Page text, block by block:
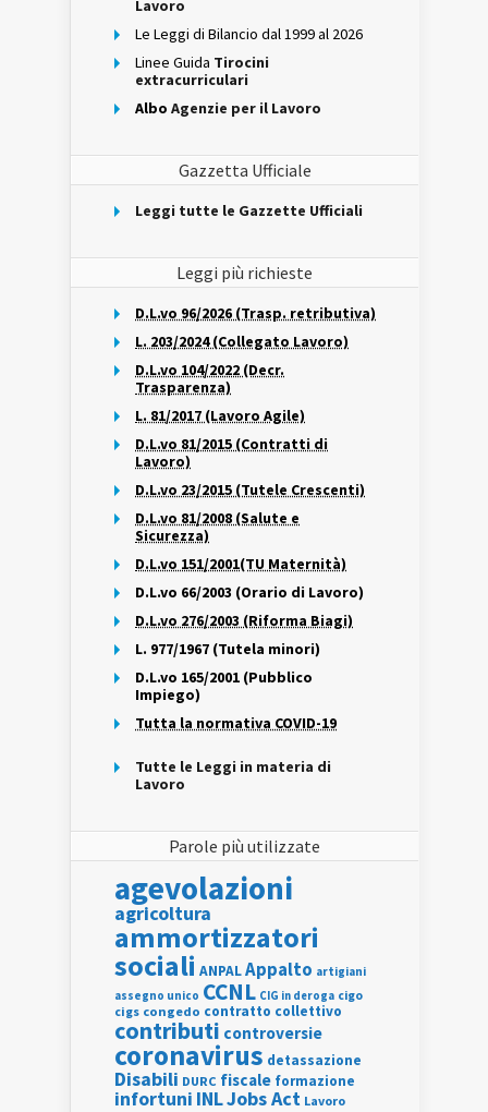
Lavoro
Le Leggi di Bilancio dal 1999 al 2026
Linee Guida Tirocini
extracurriculari
Albo Agenzie per il Lavoro
Gazzetta Ufficiale
Leggi tutte le Gazzette Ufficiali
Leggi più richieste
D.L.vo 96/2026 (Trasp. retributiva)
L. 203/2024 (Collegato Lavoro)
D.L.vo 104/2022 (Decr.
Trasparenza)
L. 81/2017 (Lavoro Agile)
D.L.vo 81/2015 (Contratti di
Lavoro)
D.L.vo 23/2015 (Tutele Crescenti)
D.L.vo 81/2008 (Salute e
Sicurezza)
D.L.vo 151/2001(TU Maternità)
D.L.vo 66/2003 (Orario di Lavoro)
D.L.vo 276/2003 (Riforma Biagi)
L. 977/1967 (Tutela minori)
D.L.vo 165/2001 (Pubblico
Impiego)
Tutta la normativa COVID-19
Tutte le Leggi in materia di
Lavoro
Parole più utilizzate
agevolazioni
agricoltura
ammortizzatori
sociali ANPALAppalto artigiani
assegno unico CCNL CIG in deroga cigo
cigs congedo contratto collettivo
contributi controversie
coronavirus detassazione
Disabili DURC fiscale formazione
infortuni INLJobs Act Lavoro